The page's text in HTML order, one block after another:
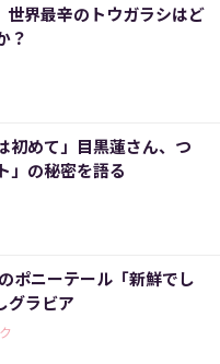
界最辛のトウガラシはど
？
初めて」目黒蓮さん、つ
」の秘密を語る
ポニーテール「新鮮でし
グラビア